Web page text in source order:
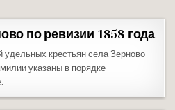
по ревизии 1858 года
крестьян села Зерново
указаны в порядке